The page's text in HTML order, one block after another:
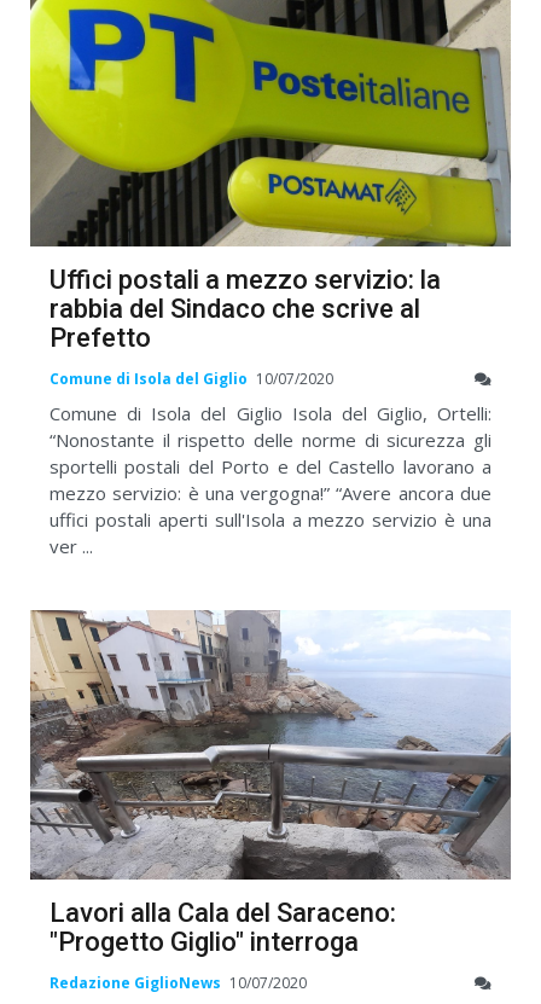
Uffici postali a mezzo servizio: la
rabbia del Sindaco che scrive al
Prefetto
Comune di Isola del Giglio 10/07/2020
Comune di Isola del Giglio Isola del Giglio, Ortelli:
“Nonostante il rispetto delle norme di sicurezza gli
sportelli postali del Porto e del Castello lavorano a
mezzo servizio: è una vergogna!” “Avere ancora due
uffici postali aperti sull'Isola a mezzo servizio è una
ver ...
Lavori alla Cala del Saraceno:
"Progetto Giglio" interroga
Redazione GiglioNews 10/07/2020